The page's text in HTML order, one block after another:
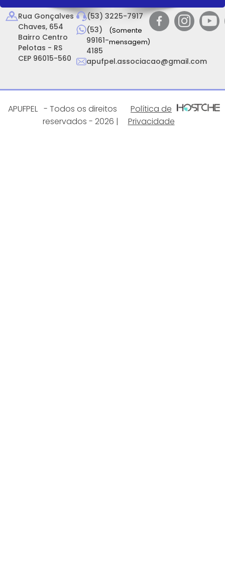
Rua Gonçalves
Chaves, 654
Bairro Centro
Pelotas - RS
CEP 96015-560
(53) 3225-7917
(53)
99161-
4185
(Somente
mensagem)
apufpel.associacao@gmail.com
APUFPEL - Todos os direitos
reservados - 2026 |
Política de
Privacidade